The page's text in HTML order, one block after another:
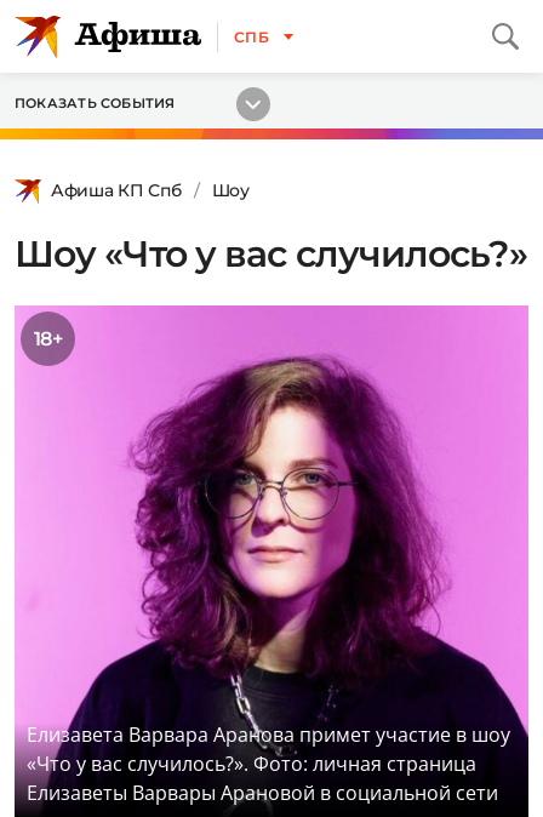
СПБ
ПОКАЗАТЬ СОБЫТИЯ
Афиша КП Спб Шоу
Шоу «Что у вас случилось?»
18+
Елизавета Варвара Аранова примет участие в шоу
«Что у вас случилось?». Фото: личная страница
Елизаветы Варвары Арановой в социальной сети